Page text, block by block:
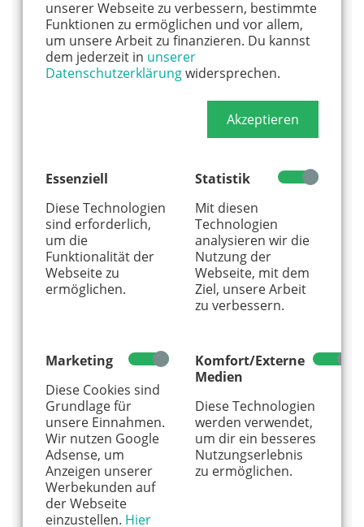
unserer Webseite zu verbessern, bestimmte
Funktionen zu ermöglichen und vor allem,
um unsere Arbeit zu finanzieren. Du kannst
dem jederzeit in unserer
Datenschutzerklärungwidersprechen.
Akzeptieren
Essenziell
Diese Technologien
sind erforderlich,
um die
Funktionalität der
Webseite zu
ermöglichen.
Statistik
Mit diesen
Technologien
analysieren wir die
Nutzung der
Webseite, mit dem
Ziel, unsere Arbeit
zu verbessern.
Marketing
Diese Cookies sind
Grundlage für
unsere Einnahmen.
Wir nutzen Google
Adsense, um
Anzeigen unserer
Werbekunden auf
der Webseite
einzustellen. Hier
Komfort/Externe
Medien
Diese Technologien
werden verwendet,
um dir ein besseres
Nutzungserlebnis
zu ermöglichen.
Stadtteil Kalk bietet Deutsch, Türkisch und
Englisch an. Das Haus in Marienburg praktiziert
Spanisch als dritte Sprache. Die Kinder lernen die
Fremdsprachen spielerisch und im alltäglichen
Umgang mit Muttersprachlern.
Info: Weltkinder Kita „Corkstraße“, Corkstr. 25,
51103 Köln, Tel. 0221 – 16 86 14 87 // Weltkinder
Kita „Reiterstaffel“, Gaedestraße 33, 50968 Köln,
Kindertageseinrichtungen (FMKS)
Der Verein setzt sich für frühe und effektive
Einführung von Mehrsprachigkeit in Krippen,
Kitas und Schulen ein. Auf der Website finden sich
viele Informationen zum Thema und eine
bundesweite Suchfunktion, um mehrsprachige
Info: Steenbeker Weg 81, 24106 Kiel, Tel. 0431 –
St. George’s – The English International School
Cologne
Die staatlich anerkannte internationale Schule
unterrichtet nach dem Lehrplan englischer
Privatschulen und bietet weltweit anerkannte
Abschlüsse. Kinder von zwei bis vier Jahren